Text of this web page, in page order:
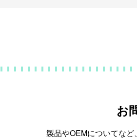
お
製品やOEMについてな